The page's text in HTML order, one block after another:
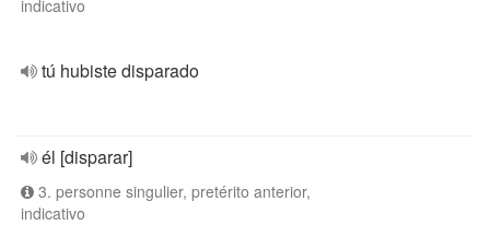
indicativo
tú hubiste disparado
él [disparar]
3. personne singulier, pretérito anterior,
indicativo